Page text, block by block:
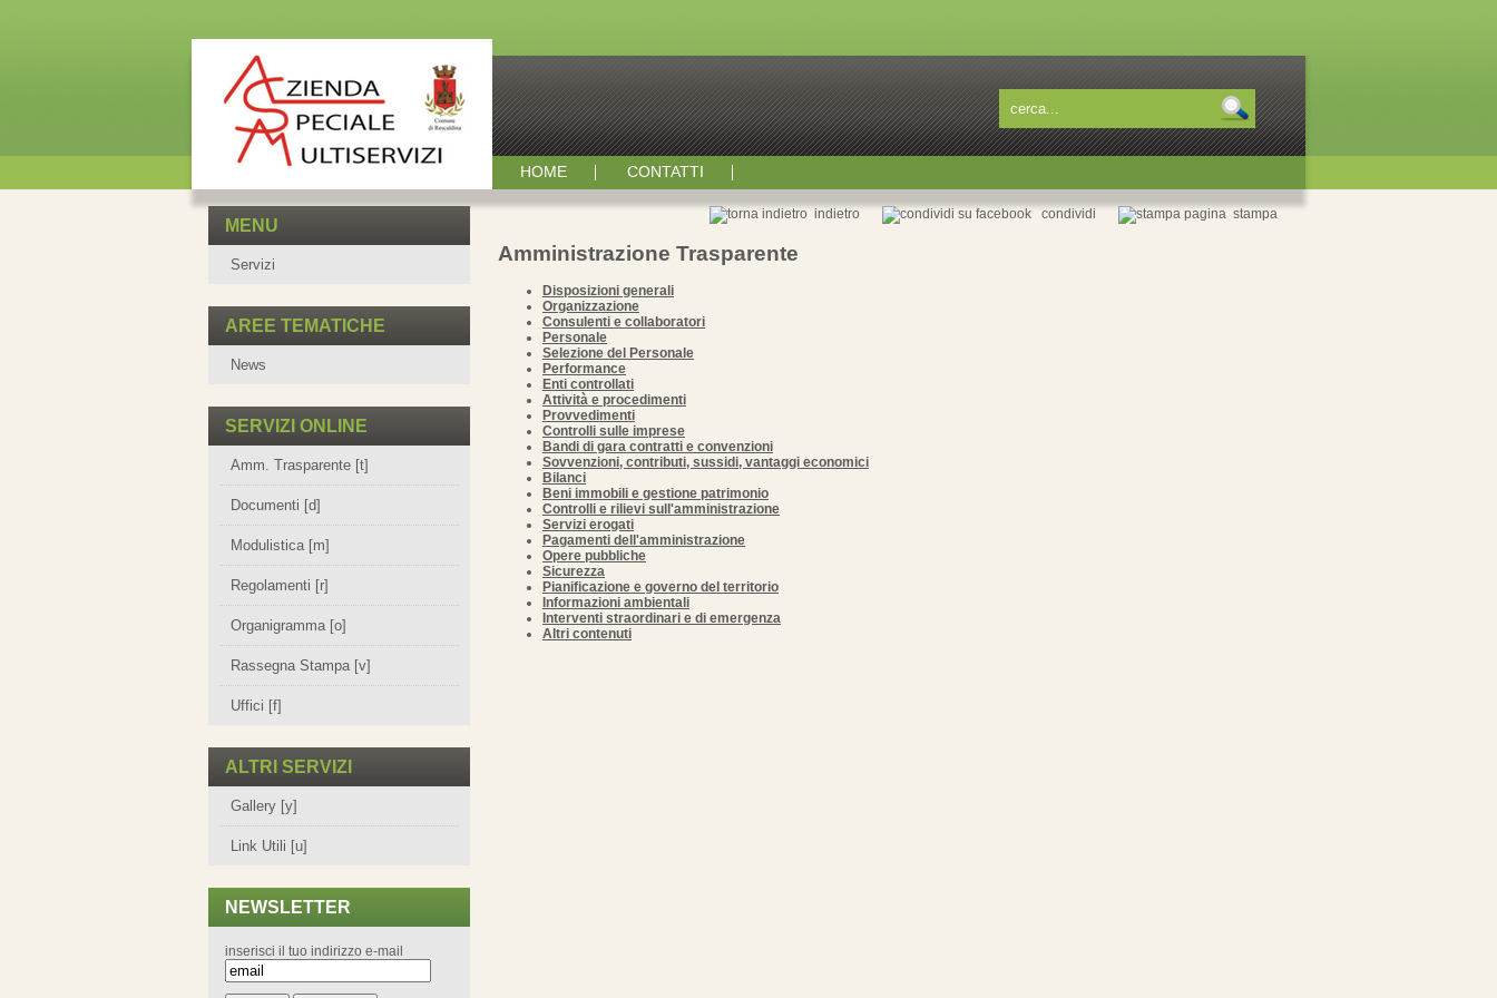
HOME CONTATTI
MENU
Servizi
AREE TEMATICHE
News
SERVIZI ONLINE
Amm. Trasparente [t]
Documenti [d]
Modulistica [m]
Regolamenti [r]
Organigramma [o]
Rassegna Stampa [v]
Uffici [f]
ALTRI SERVIZI
Gallery [y]
Link Utili [u]
NEWSLETTER
inserisci il tuo indirizzo e-mail
stampa
condividi
indietro
Amministrazione Trasparente
Disposizioni generali
Organizzazione
Consulenti e collaboratori
Personale
Selezione del Personale
Performance
Enti controllati
Attività e procedimenti
Provvedimenti
Controlli sulle imprese
Bandi di gara contratti e convenzioni
Sovvenzioni, contributi, sussidi, vantaggi economici
Bilanci
Beni immobili e gestione patrimonio
Controlli e rilievi sull'amministrazione
Servizi erogati
Pagamenti dell'amministrazione
Opere pubbliche
Sicurezza
Pianificazione e governo del territorio
Informazioni ambientali
Interventi straordinari e di emergenza
Altri contenuti